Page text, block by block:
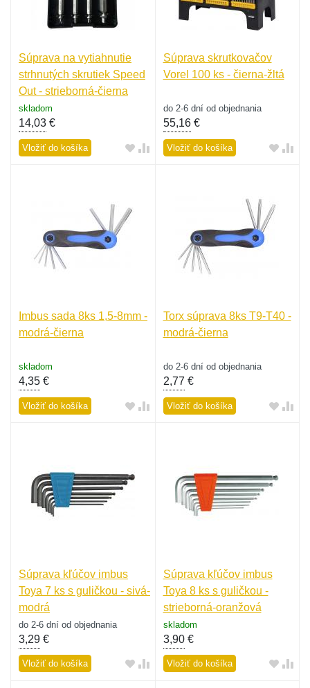
Súprava na vytiahnutie
strhnutých skrutiek Speed
Out - strieborná-čierna
skladom
14,03 €
Vložiť do košíka
Súprava skrutkovačov
Vorel 100 ks - čierna-žltá
do 2-6 dní od objednania
55,16€
Vložiť do košíka
Imbus sada 8ks 1,5-8mm -
modrá-čierna
skladom
4,35 €
Vložiť do košíka
Torx súprava 8ks T9-T40 -
modrá-čierna
do 2-6 dní od objednania
2,77 €
Vložiť do košíka
Súprava kľúčov imbus
Toya 7 ks s guličkou - sivá-
modrá
do 2-6 dní od objednania
3,29 €
Vložiť do košíka
Súprava kľúčov imbus
Toya 8 ks s guličkou -
strieborná-oranžová
skladom
3,90€
Vložiť do košíka